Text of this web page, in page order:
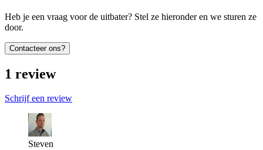
Heb je een vraag voor de uitbater? Stel ze hieronder en we sturen ze
door.
Contacteer ons?
1 review
Schrijf een review
Steven